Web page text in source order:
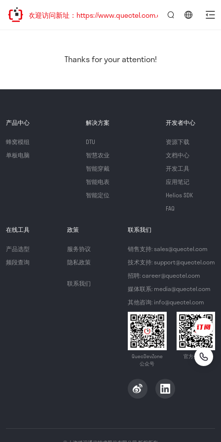
迁移，欢迎访问新址：https://www.quectel.com.cn
Thanks for your attention!
产品中心
蜂窝模组
单板电脑
解决方案
DTU
智慧农业
智能穿戴
智能电表
智能定位
开发者中心
资源下载
文档中心
开发工具
应用笔记
Helios SDK
FAQ
在线工具
产品选型
频段查询
政策
服务协议
隐私政策
联系我们
联系我们
销售支持: sales@quectel.com
技术支持: support@quectel.com
招聘: career@quectel.com
媒体联系: media@quectel.com
其他咨询: info@quectel.com
QuecDevZone
公众号
官方公众号